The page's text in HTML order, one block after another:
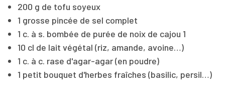
200 g de tofu soyeux
1 grosse pincée de sel complet
1 c. à s. bombée de purée de noix de cajou 1
10 cl de lait végétal (riz, amande, avoine…)
1 c. à c. rase d'agar-agar (en poudre)
1 petit bouquet d'herbes fraîches (basilic, persil…)